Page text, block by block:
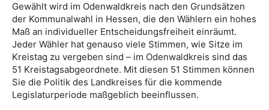
Gewählt wird im Odenwaldkreis nach den Grundsätzen
der Kommunalwahl in Hessen, die den Wählern ein hohes
Maß an individueller Entscheidungsfreiheit einräumt.
Jeder Wähler hat genauso viele Stimmen, wie Sitze im
Kreistag zu vergeben sind – im Odenwaldkreis sind das
51 Kreistagsabgeordnete. Mit diesen 51 Stimmen können
Sie die Politik des Landkreises für die kommende
Legislaturperiode maßgeblich beeinflussen.